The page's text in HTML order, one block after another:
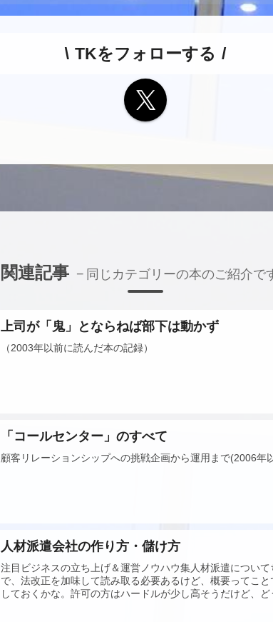
TKをフォローする
関連記事 同じカテゴリーの本のご紹介で
上司が「鬼」とならねば部下は動かず
（2003年以前に読んだ本の記録）
「コールセンター」のすべて
顧客リレーションシップへの挑戦企画から運用まで(2006年
人材派遣会社の作り方・儲け方
注目ビジネスの立ち上げ＆運営ノウハウ集人材派遣につい
で、法改正を加味して読み取る必要あるけど、概要ってこ
しておくかな。許可の方はハードルが少し高そうだけど、ど